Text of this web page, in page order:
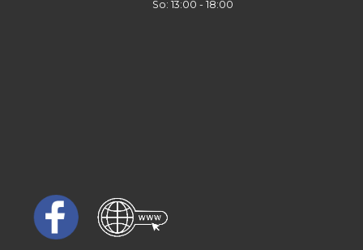
So: 13:00 - 18:00